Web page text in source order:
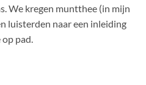
We kregen muntthee (in mijn
luisterden naar een inleiding
op pad.